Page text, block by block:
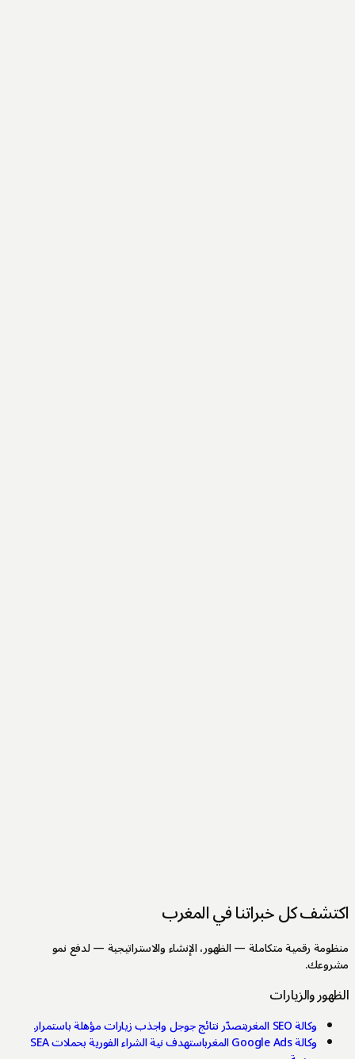
في المغرب
الإنشاء والاستراتيجية — لدفع نمو
نتائج جوجل واجذب زيارات مؤهلة باستمرار.
استهدف نية الشراء الفورية بحملات SEA